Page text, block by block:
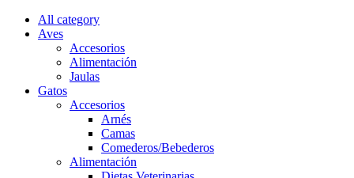
All category
Aves
Accesorios
Alimentación
Jaulas
Gatos
Accesorios
Arnés
Camas
Comederos/Bebederos
Alimentación